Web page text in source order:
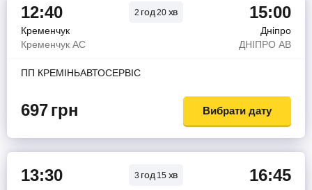
12:40 2 год20 хв 15:00
Кременчук
Дніпро
Кременчук АС
ДНIПРО АВ
ПП КРЕМIНЬАВТОСЕРВIС
697грн Вибрати дату
13:30 3 год15 хв 16:45